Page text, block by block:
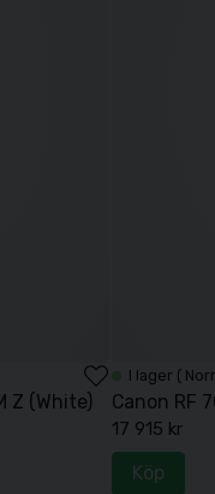
Z (White)
I lager (
Canon RF
17 915 kr
Köp